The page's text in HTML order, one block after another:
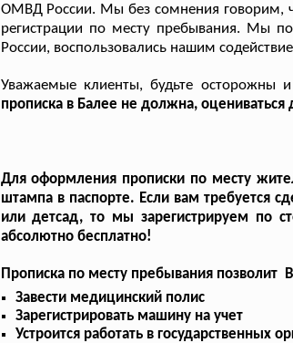
ОМВД России. Мы без сомнения говорим,
регистрации по месту пребывания. Мы
России, воспользовались нашим
Уважаемые клиенты, будьте осторожны и
прописка в Балее не должна, оцениваться
Для оформления прописки по месту
штампа в паспорте. Если вам требуется
или детсад, то мы зарегистрируем по
абсолютно бесплатно!
Прописка по месту пребывания позволит
Завести медицинский полис
Зарегистрировать машину на учет
Устроится работать в государственных